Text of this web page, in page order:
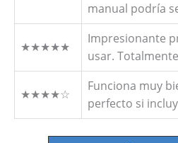
manual podría
★★★★★
Impresionante
usar.
★★★★☆
Funciona muy
perfecto si